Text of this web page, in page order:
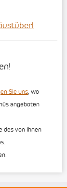
Sie uns , wo
angeboten
des von Ihnen